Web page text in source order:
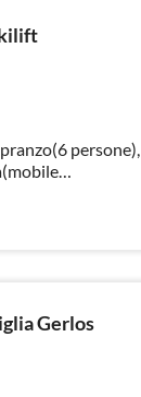
persone),
Gerlos